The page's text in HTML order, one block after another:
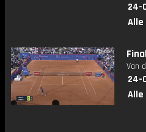
24-
Van
24-